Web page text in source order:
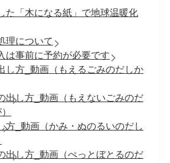
た「木になる紙」で地球温暖化
理について
は事前に予約が必要です
し方_動画（もえるごみのだしか
出し方_動画（もえないごみのだ
方_動画（かみ・ぬのるいのだし
出し方_動画（ぺっとぼとるのだ